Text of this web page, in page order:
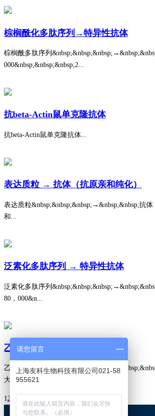
棕榈酰化多肽序列→特异性抗体
棕榈酰多肽序列
000&nbsp;&nbsp;&nbsp;2...
抗beta-Actin鼠单克隆抗体
抗beta-Actin鼠单克隆抗体...
表达质粒 → 抗体（抗原亲和纯化）
表达质粒&nbsp;&nbsp;&nbsp;→&nbsp;&nbsp;抗
和...
泛素化多肽序列 → 特异性抗体
泛素化多肽序列
80，000&n...
乙酰化多肽序列 → 特异性抗体
乙酰化多肽序列
大于80...
12
请您留言
上海友科生物科技有限公司021-58
955621